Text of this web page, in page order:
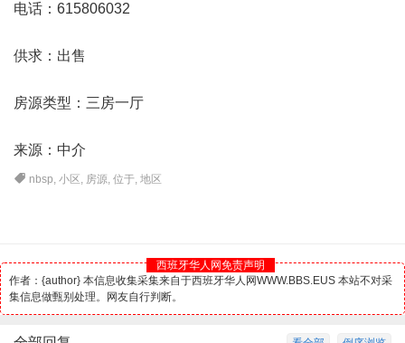
电话：615806032
供求：出售
房源类型：三房一厅
来源：中介
nbsp,小区 , 房源,位于,地区
西班牙华人网免责声明
作者：{author} 本信息收集采集来自于西班牙华人网WWW.BBS.EUS 本站不对采
集信息做甄别处理。网友自行判断。